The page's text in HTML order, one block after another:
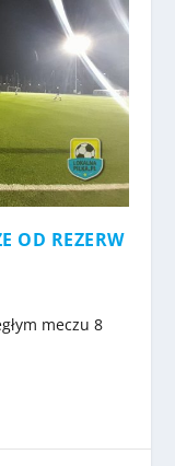
OD REZERW
meczu 8